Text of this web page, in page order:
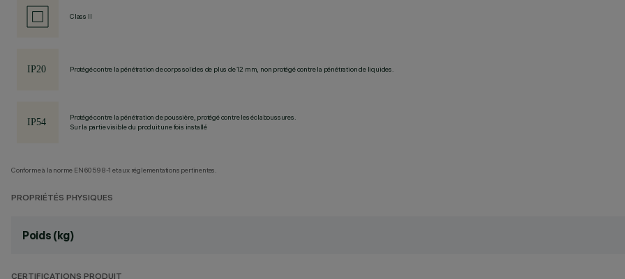
Class II
Protégé contre la pénétration de corps solides de plus de 12 mm, non protégé contre la pénétration de liquides.
Protégé contre la pénétration de poussière, protégé contre les éclaboussures.
Sur la partie visible du produit une fois installé
Conforme à la norme EN60598-1 et aux réglementations pertinentes.
PROPRIÉTÉS PHYSIQUES
Poids (kg)